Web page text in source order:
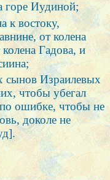
горе Иудиной;
к востоку,
от колена
Гадова, и
сынов Израилевых
чтобы убегал
ошибке, чтобы не
доколе не